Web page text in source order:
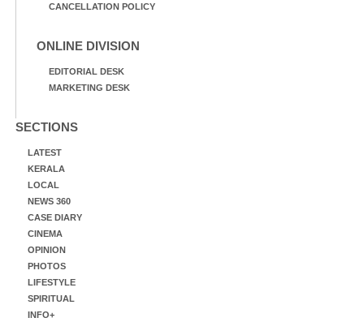
CANCELLATION POLICY
ONLINE DIVISION
EDITORIAL DESK
MARKETING DESK
SECTIONS
LATEST
KERALA
LOCAL
NEWS 360
CASE DIARY
CINEMA
OPINION
PHOTOS
LIFESTYLE
SPIRITUAL
INFO+